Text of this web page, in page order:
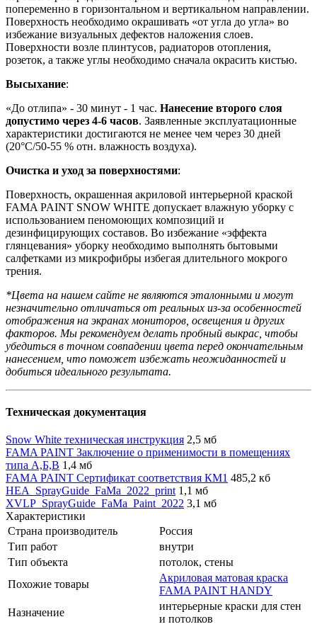
попеременно в горизонтальном и вертикальном направлении.
Поверхность необходимо окрашивать «от угла до угла» во
избежание визуальных дефектов наложения слоев.
Поверхности возле плинтусов, радиаторов отопления,
розеток, а также углы необходимо сначала окрасить кистью.
Высыхание:
«До отлипа» - 30 минут - 1 час. Нанесение второго слоя
допустимо через 4-6 часов. Заявленные эксплуатационные
характеристики достигаются не менее чем через 30 дней
(20°C/50-55 % отн. влажность воздуха).
Очистка и уход за поверхностями:
Поверхность, окрашенная акриловой интерьерной краской
FAMA PAINT SNOW WHITE допускает влажную уборку с
использованием пеномоющих композиций и
дезинфицирующих составов. Во избежание «эффекта
глянцевания» уборку необходимо выполнять бытовыми
салфетками из микрофибры избегая длительного мокрого
трения.
*Цвета на нашем сайте не являются эталонными и могут
незначительно отличаться от реальных из-за особенностей
отображения на экранах мониторов, освещения и других
факторов. Мы рекомендуем делать пробный выкрас, чтобы
убедиться в точном совпадении цвета перед окончательным
нанесением, что поможет избежать неожиданностей и
добиться идеального результата.
Техническая документация
Snow White техническая инструкция 2,5 мб
FAMA PAINT Заключение о применимости в помещениях
типа А,Б,В 1,4 мб
FAMA PAINT Сертификат соответствия КМ1 485,2 кб
HEA_SprayGuide_FaMa_2022_print 1,1 мб
XVLP_SprayGuide_FaMa_Paint_2022 3,1 мб
Характеристики
Страна производитель
Россия
Тип работ
внутри
Тип объекта
потолок, стены
Похожие товары
Акриловая матовая краска
FAMA PAINT HANDY
Назначение
интерьерные краски для стен
и потолков